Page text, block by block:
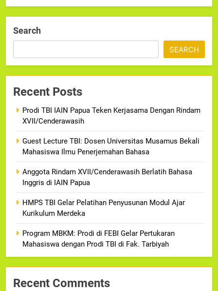
Search
SEARCH
Recent Posts
Prodi TBI IAIN Papua Teken Kerjasama Dengan Rindam
XVII/Cenderawasih
Guest Lecture TBI: Dosen Universitas Musamus Bekali
Mahasiswa Ilmu Penerjemahan Bahasa
Anggota Rindam XVII/Cenderawasih Berlatih Bahasa
Inggris di IAIN Papua
HMPS TBI Gelar Pelatihan Penyusunan Modul Ajar
Kurikulum Merdeka
Program MBKM: Prodi di FEBI Gelar Pertukaran
Mahasiswa dengan Prodi TBI di Fak. Tarbiyah
Recent Comments